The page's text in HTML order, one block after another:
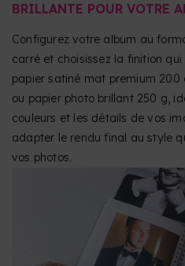
BRILLANTE POUR VOTRE
Configurez votre album au
carré et choisissez la finition
papier satiné mat premium 200
ou papier photo brillant 250 g,
couleurs et les détails de vos
adapter le rendu final au style
vos photos.